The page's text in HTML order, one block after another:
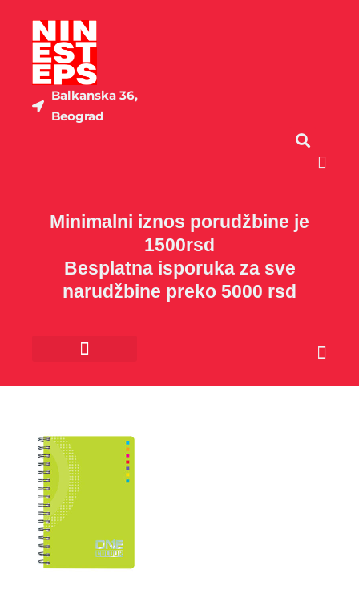
садржај
Balkanska 36,
Beograd
Cart
Minimalni iznos porudžbine je
1500rsd
Besplatna isporuka za sve
narudžbine preko 5000 rsd
Cart